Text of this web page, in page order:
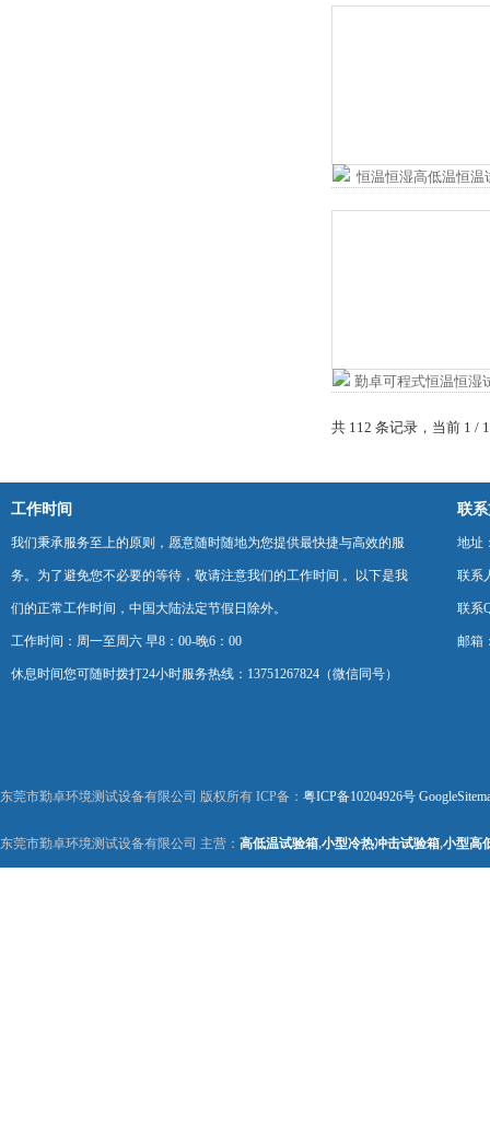
共 112 条记录，当前 1
工作时间
我们秉承服务至上的原则，愿意随时随地为您提供最快捷与高效的服
务。为了避免您不必要的等待，敬请注意我们的工作时间 。以下是我
们的正常工作时间，中国大陆法定节假日除外。
工作时间：周一至周六 早8：00-晚6：00
休息时间您可随时拨打24小时服务热线：13751267824（微信同号）
联
地址
联系
联系
邮箱
东莞市勤卓环境测试设备有限公司 版权所有 ICP备： 粤ICP备10204926号
东莞市勤卓环境测试设备有限公司 主营： 高低温试验箱,小型冷热冲击试验箱,小型高